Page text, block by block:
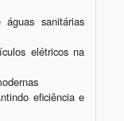
sanitárias
elétricos na
eficiência e